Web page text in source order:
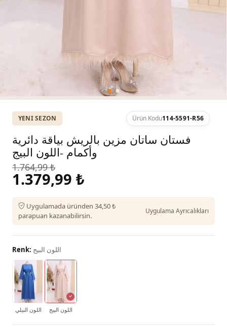
YENI SEZON Ürün Kodu114-5591-R56
فستان ساتان مزين بالريش بياقة دائرية
وأكمام -اللون البيج
1.764,99 ₺
1.379,99 ₺
Uygulamada üründen 34,50 ₺
parapuan kazanabilirsin.
Uygulama Ayrıcalıkları
Renk: اللون البيج
اللون النيلي اللون البيج